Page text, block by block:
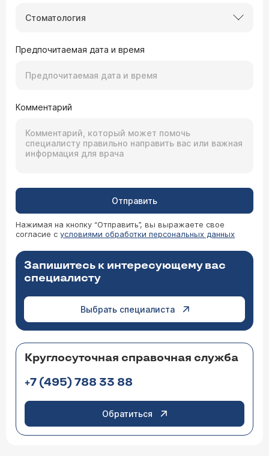
Стоматология
Предпочитаемая дата и время
Комментарий
Отправить
Нажимая на кнопку “Отправить”, вы выражаете свое
согласие с условиями обработки персональных данных
Запишитесь к интересующему вас
специалисту
Выбрать специалиста
Круглосуточная справочная служба
+7 (495) 788 33 88
Обратиться